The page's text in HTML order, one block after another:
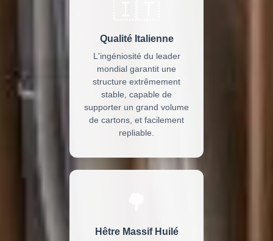
Qualité Italienne
L'ingéniosité du leader
mondial garantit une
structure extrêmement
stable, capable de
supporter un grand volume
de cartons, et facilement
repliable.
Hêtre Massif Huilé